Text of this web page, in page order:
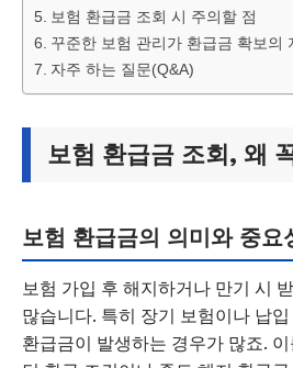
보험 환급금 조회 시 주의할 점
꾸준한 보험 관리가 환급금 확보의
자주 하는 질문(Q&A)
보험 환급금 조회, 왜
보험 환급금의 의미와 중요
보험 가입 후 해지하거나 만기 시
많습니다. 특히 장기 보험이나 납
환급금이 발생하는 경우가 많죠.